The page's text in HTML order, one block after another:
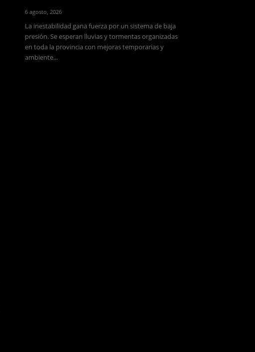
6 agosto, 2026
La inestabilidad gana fuerza por un sistema de baja
presión. Se esperan lluvias y tormentas organizadas
en toda la provincia con mejoras temporarias y
ambiente...